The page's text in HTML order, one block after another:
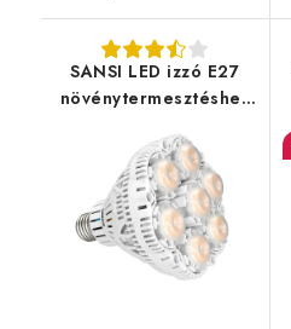
SANSI LED izzó E27
növénytermesztéshez